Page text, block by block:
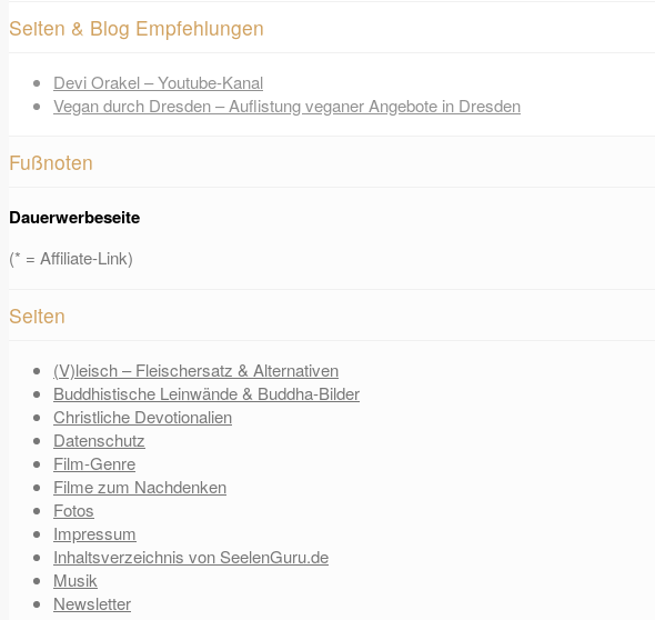
Seiten & Blog Empfehlungen
Devi Orakel – Youtube-Kanal
Vegan durch Dresden – Auflistung veganer Angebote in Dresden
Fußnoten
Dauerwerbeseite
(* = Affiliate-Link)
Seiten
(V)leisch – Fleischersatz & Alternativen
Buddhistische Leinwände & Buddha-Bilder
Christliche Devotionalien
Datenschutz
Film-Genre
Filme zum Nachdenken
Fotos
Impressum
Inhaltsverzeichnis von SeelenGuru.de
Musik
Newsletter